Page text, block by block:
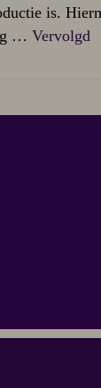
is.
… Vervolgd